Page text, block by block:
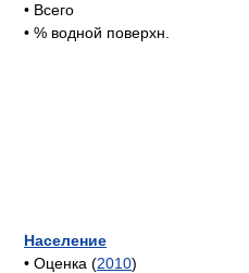
• Всего
• % водной поверхн.
Население
• Оценка (2010)